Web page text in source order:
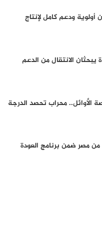
أولوية ودعم كامل لإنتاج
يبحثان الانتقال من الدعم
الأوائل.. محراب تحصد الدرجة
سوداني من مصر ضمن برنامج العودة